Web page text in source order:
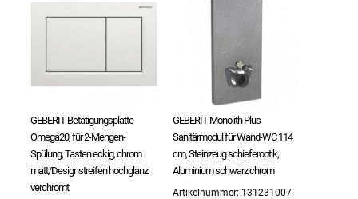
GEBERIT Betätigungsplatte
Omega20, für 2-Mengen-
Spülung, Tasten eckig, chrom
matt/Designstreifen hochglanz
verchromt
GEBERIT Monolith Plus
Sanitärmodul für Wand-WC 114
cm, Steinzeug schieferoptik,
Aluminium schwarz chrom
Artikelnummer: 131231007